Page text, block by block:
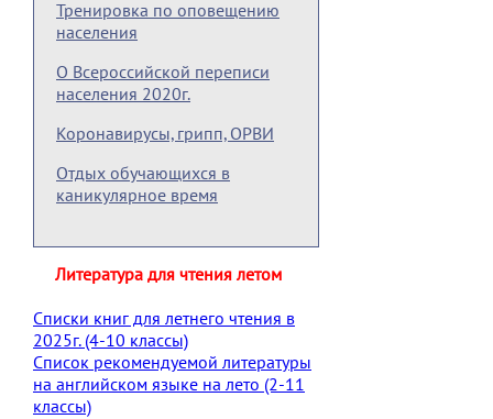
Тренировка по оповещению
населения
О Всероссийской переписи
населения 2020г.
Коронавирусы, грипп, ОРВИ
Отдых обучающихся в
каникулярное время
Литература для чтения летом
Списки книг для летнего чтения в
2025г. (4-10 классы)
Список рекомендуемой литературы
на английском языке на лето (2-11
классы)